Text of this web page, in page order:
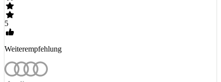
5
Weiterempfehlung